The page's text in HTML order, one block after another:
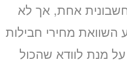
אחת, אך לא
השוואת מחירי חבילות
מנת לוודא שהכול